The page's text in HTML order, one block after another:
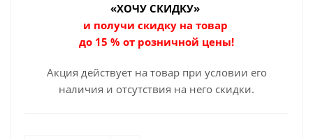
«ХОЧУ СКИДКУ»
и получи скидку на товар
до 15 % от розничной цены!
Акция действует на товар при условии его
наличия и отсутствия на него скидки.